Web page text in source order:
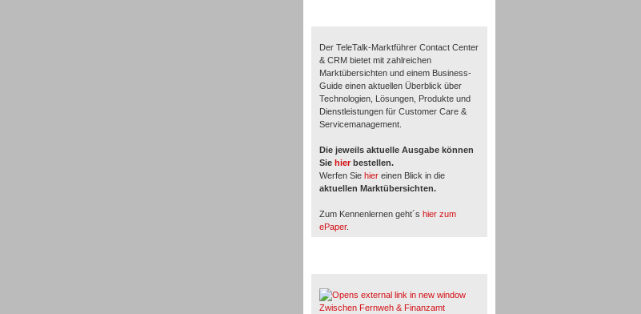
Der TeleTalk-Marktführer Contact Center
& CRM bietet mit zahlreichen
Marktübersichten und einem Business-
Guide einen aktuellen Überblick über
Technologien, Lösungen, Produkte und
Dienstleistungen für Customer Care &
Servicemanagement.
Die jeweils aktuelle Ausgabe können
Sie hier bestellen.
Werfen Sie hier einen Blick in die
aktuellen Marktübersichten.
Zum Kennenlernen geht´s hier zum
ePaper.
Zwischen Fernweh & Finanzamt